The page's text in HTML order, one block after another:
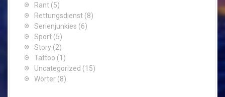
Rant (5)
Rettungsdienst (8)
Serienjunkies (6)
Sport (5)
Story (2)
Tattoo (1)
Uncategorized (15)
Wörter (8)